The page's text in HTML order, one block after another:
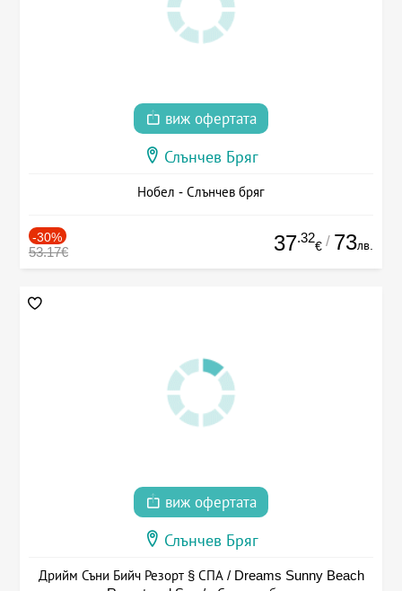
виж офертата
Слънчев Бряг
Нобел - Слънчев бряг
-30%
53.17€ 37.32
€ / 73лв.
виж офертата
Слънчев Бряг
Дрийм Съни Бийч Резорт § СПА / Dreams Sunny Beach